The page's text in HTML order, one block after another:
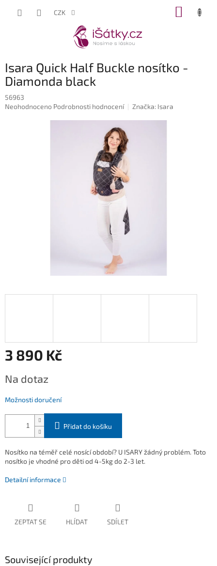
CZK
Isara Quick Half Buckle nosítko -
Diamonda black
56963
Průměrné
Neohodnoceno Podrobnosti hodnocení Značka: Isara
3 890 Kč
cena:
Na dotaz
Možnosti doručení
Přidat do košíku
Nosítko na téměř celé nosící období? U ISARY žádný problém. Toto
nosítko je vhodné pro děti od 4-5kg do 2-3 let.
Detailní informace
ZEPTAT SE HLÍDAT SDÍLET
Související produkty